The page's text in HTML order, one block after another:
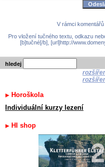
V rámci komentářů
Pro vložení tučného textu, odkazu
[b]tučné[/b], [url]http://
hledej
Horoškola
Individuální kurzy lezení
HI shop